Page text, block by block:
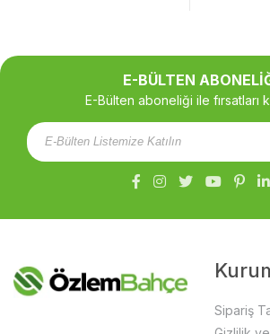
E-BÜLTEN
E-Bülten aboneliği ile fırsatları
Sipariş